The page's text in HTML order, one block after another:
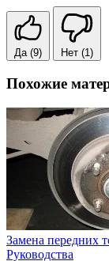
Да (9) Нет (1)
Похожие
Замена передних
Руководства